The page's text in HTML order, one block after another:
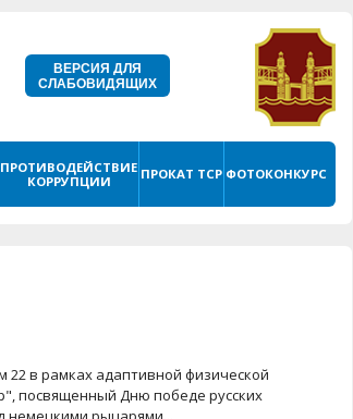
ВЕРСИЯ ДЛЯ
СЛАБОВИДЯЩИХ
ПРОТИВОДЕЙСТВИЕ
КОРРУПЦИИ
ПРОКАТ ТСР ФОТОКОНКУРС
22 в рамках адаптивной физической
посвященный Дню победе русских